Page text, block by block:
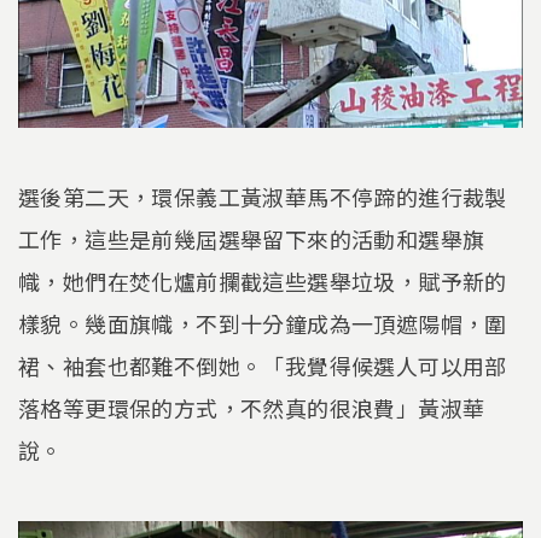
選後第二天，環保義工黃淑華馬不停蹄的進行裁製
工作，這些是前幾屆選舉留下來的活動和選舉旗
幟，她們在焚化爐前攔截這些選舉垃圾，賦予新的
樣貌。幾面旗幟，不到十分鐘成為一頂遮陽帽，圍
裙、袖套也都難不倒她。「我覺得候選人可以用部
落格等更環保的方式，不然真的很浪費」黃淑華
說。